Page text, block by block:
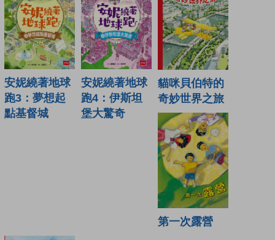
安妮繞著地球
跑3：夢想起
點基督城
安妮繞著地球
跑4：伊斯坦
堡大驚奇
貓咪貝伯特的
奇妙世界之旅
第一次露營